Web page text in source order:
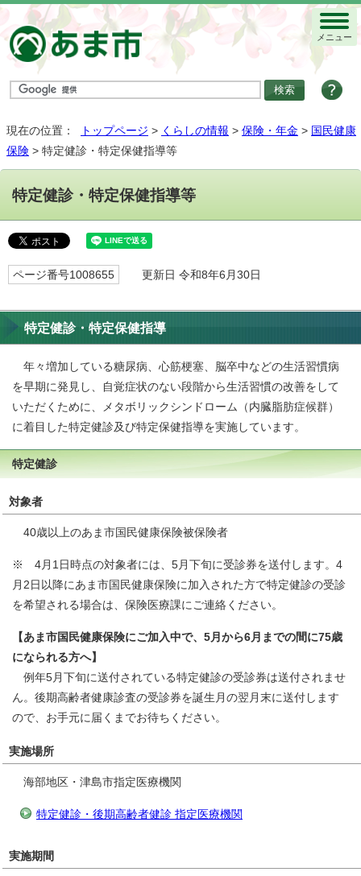
メニュー
現在の位置： トップページ > くらしの情報 > 保険・年金 > 国民健康
保険 > 特定健診・特定保健指導等
特定健診・特定保健指導等
ページ番号1008655 更新日 令和8年6月30日
特定健診・特定保健指導
年々増加している糖尿病、心筋梗塞、脳卒中などの生活習慣病
を早期に発見し、自覚症状のない段階から生活習慣の改善をして
いただくために、メタボリックシンドローム（内臓脂肪症候群）
に着目した特定健診及び特定保健指導を実施しています。
特定健診
対象者
40歳以上のあま市国民健康保険被保険者
※ 4月1日時点の対象者には、5月下旬に受診券を送付します。4
月2日以降にあま市国民健康保険に加入された方で特定健診の受診
を希望される場合は、保険医療課にご連絡ください。
【あま市国民健康保険にご加入中で、5月から6月までの間に75歳
になられる方へ】
例年5月下旬に送付されている特定健診の受診券は送付されませ
ん。後期高齢者健康診査の受診券を誕生月の翌月末に送付します
ので、お手元に届くまでお待ちください。
実施場所
海部地区・津島市指定医療機関
特定健診・後期高齢者健診 指定医療機関
実施期間